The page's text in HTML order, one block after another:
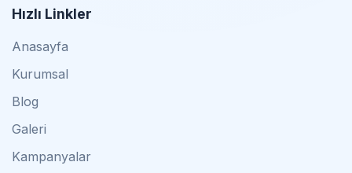
Hızlı Linkler
Anasayfa
Kurumsal
Blog
Galeri
Kampanyalar